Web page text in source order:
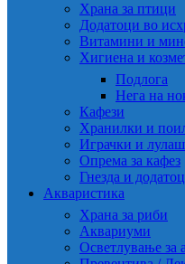
Храна за птици
Додатоци во
Витамини и
Хигиена и
Подлога
Нега на
Кафези
Хранилки и
Играчки и
Опрема за кафез
Гнезда и
Акваристика
Храна за риби
Аквариуми
Осветлување за